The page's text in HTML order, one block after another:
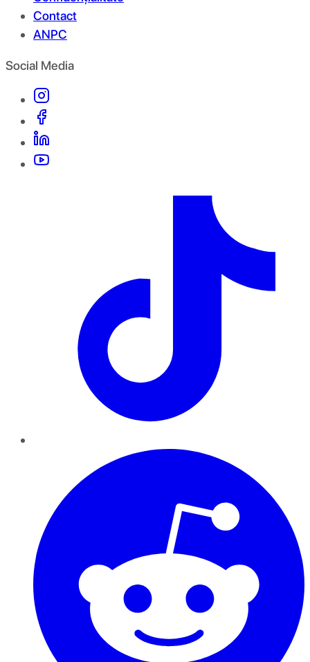
Contact
ANPC
Social Media